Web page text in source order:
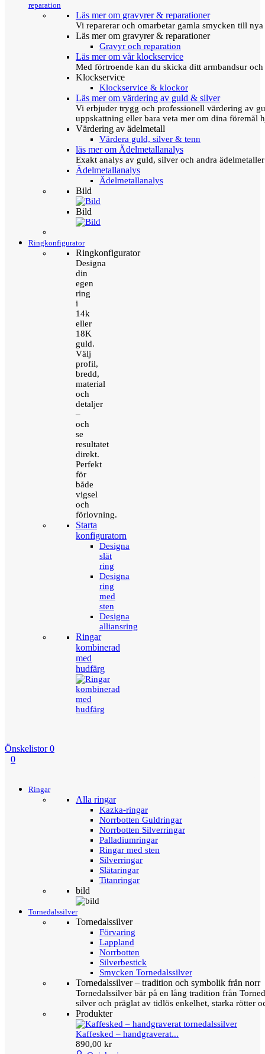
reparation
Läs mer om gravyrer & reparationer
Vi reparerar och omarbetar gamla smycken till
Läs mer om gravyrer & reparationer
Gravyr och reparation
Läs mer om vår klockservice
Med förtroende kan du skicka ditt armbandsur
Klockservice
Klockservice & klockor
Läs mer om värdering av guld & silver
Vi erbjuder trygg och professionell värdering av
uppskattning eller bara veta mer om dina föremål
Värdering av ädelmetall
Värdera guld, silver & tenn
läs mer om Ädelmetallanalys
Exakt analys av guld, silver och andra
Ädelmetallanalys
Ädelmetallanalys
Bild
Bild
Ringkonfigurator
Ringkonfigurator
Designa
din
egen
ring
i
14k
eller
18K
guld.
Välj
profil,
bredd,
material
och
detaljer
–
och
se
resultatet
direkt.
Perfekt
för
både
vigsel
och
förlovning.
Starta
konfiguratorn
Designa
slät
ring
Designa
ring
med
sten
Designa
alliansring
Ringar
kombinerad
med
hudfärg
Önskelistor 0
0
Ringar
Alla ringar
Kazka-ringar
Norrbotten Guldringar
Norrbotten Silverringar
Palladiumringar
Ringar med sten
Silverringar
Slätaringar
Titanringar
bild
Tornedalssilver
Tornedalssilver
Förvaring
Lappland
Norrbotten
Silverbestick
Smycken Tornedalssilver
Tornedalssilver – tradition och symbolik från norr
Tornedalssilver bär på en lång tradition från
silver och präglat av tidlös enkelhet, starka rötter
Produkter
Kaffesked – handgraverat...
890,00 kr